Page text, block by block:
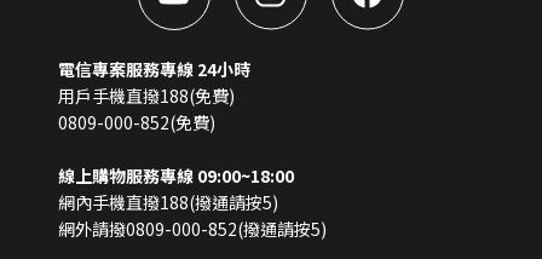
電信專案服務專線 24小時
用戶手機直撥188(免費)
0809-000-852(免費)
線上購物服務專線 09:00~18:00
網內手機直撥188(撥通請按5)
網外請撥0809-000-852(撥通請按5)